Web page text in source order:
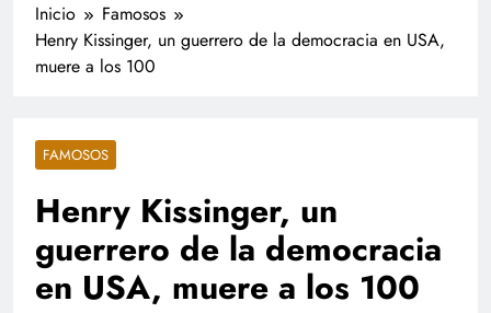
Inicio
Famosos
Henry Kissinger, un guerrero de la democracia en USA,
muere a los 100
FAMOSOS
Henry Kissinger, un
guerrero de la democracia
en USA, muere a los 100